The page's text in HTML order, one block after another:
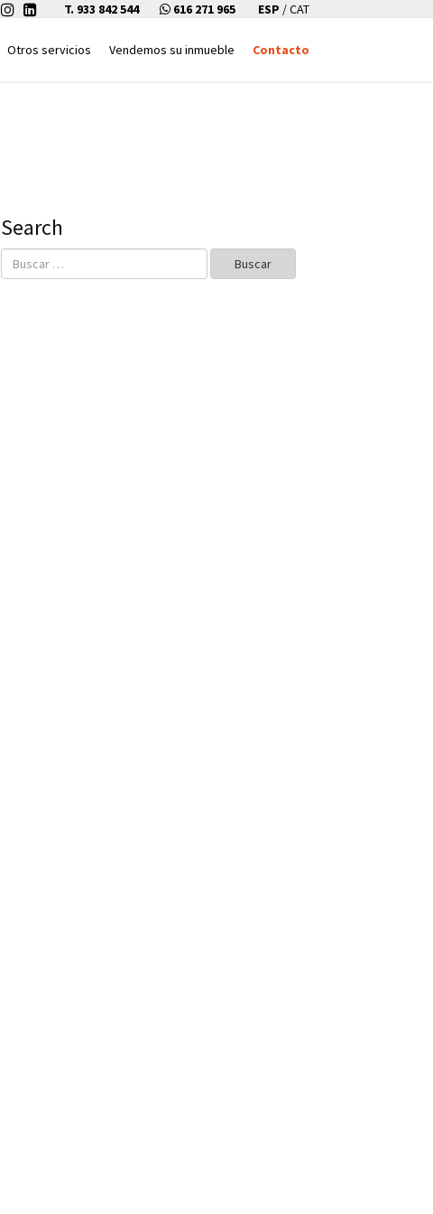
ESP /CAT
T. 933 842 544 616 271 965
Contacto
Vendemos su inmueble
Otros servicios
Search
Buscar: